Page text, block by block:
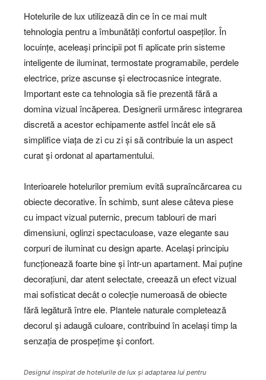
Hotelurile de lux utilizează din ce în ce mai mult
tehnologia pentru a îmbunătăți confortul oaspeților. În
locuințe, aceleași principii pot fi aplicate prin sisteme
inteligente de iluminat, termostate programabile, perdele
electrice, prize ascunse și electrocasnice integrate.
Important este ca tehnologia să fie prezentă fără a
domina vizual încăperea. Designerii urmăresc integrarea
discretă a acestor echipamente astfel încât ele să
simplifice viața de zi cu zi și să contribuie la un aspect
curat și ordonat al apartamentului.
Interioarele hotelurilor premium evită supraîncărcarea cu
obiecte decorative. În schimb, sunt alese câteva piese
cu impact vizual puternic, precum tablouri de mari
dimensiuni, oglinzi spectaculoase, vaze elegante sau
corpuri de iluminat cu design aparte. Același principiu
funcționează foarte bine și într-un apartament. Mai puține
decorațiuni, dar atent selectate, creează un efect vizual
mai sofisticat decât o colecție numeroasă de obiecte
fără legătură între ele. Plantele naturale completează
decorul și adaugă culoare, contribuind în același timp la
senzația de prospețime și confort.
Designul inspirat de hotelurile de lux și adaptarea lui pentru